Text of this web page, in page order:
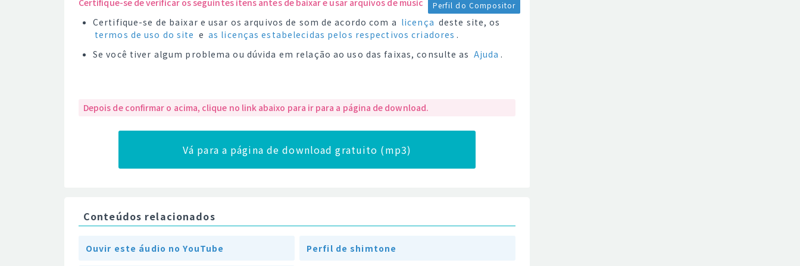
Perfil do Compositor
Certifique-se de verificar os seguintes itens antes de baixar e usar arquivos de música.
Certifique-se de baixar e usar os arquivos de som de acordo com a licença deste site, os
termos de uso do site e as licenças estabelecidas pelos respectivos criadores .
Se você tiver algum problema ou dúvida em relação ao uso das faixas, consulte as Ajuda .
Depois de confirmar o acima, clique no link abaixo para ir para a página de download.
Vá para a página de download gratuito (mp3)
Conteúdos relacionados
Ouvir este áudio no YouTube Perfil de shimtone